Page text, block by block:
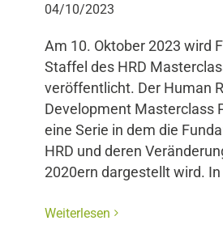
04/10/2023
Am 10. Oktober 2023 wird
Staffel des HRD
veröffentlicht. Der Human
Development Masterclass
eine Serie in dem die
HRD und deren
2020ern dargestellt wird. In
Weiterlesen